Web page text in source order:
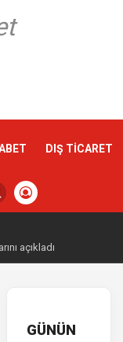
DIŞ TİCARET
açıkladı
GÜNÜN